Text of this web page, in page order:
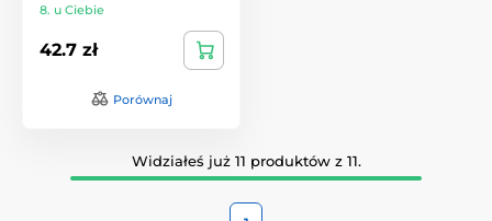
8. u Ciebie
42.7 zł
Porównaj
Widziałeś już 11 produktów z 11.